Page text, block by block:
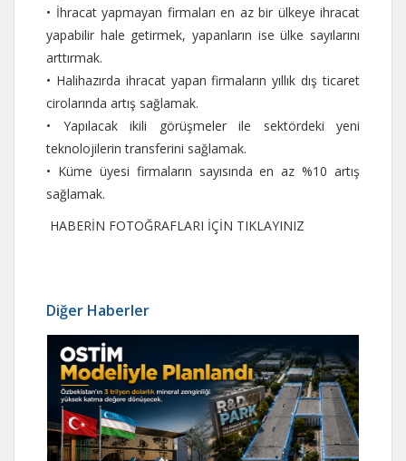
• İhracat yapmayan firmaları en az bir ülkeye ihracat
yapabilir hale getirmek, yapanların ise ülke sayılarını
arttırmak.
• Halihazırda ihracat yapan firmaların yıllık dış ticaret
cirolarında artış sağlamak.
• Yapılacak ikili görüşmeler ile sektördeki yeni
teknolojilerin transferini sağlamak.
• Küme üyesi firmaların sayısında en az %10 artış
sağlamak.
HABERİN FOTOĞRAFLARI İÇİN TIKLAYINIZ
Diğer Haberler